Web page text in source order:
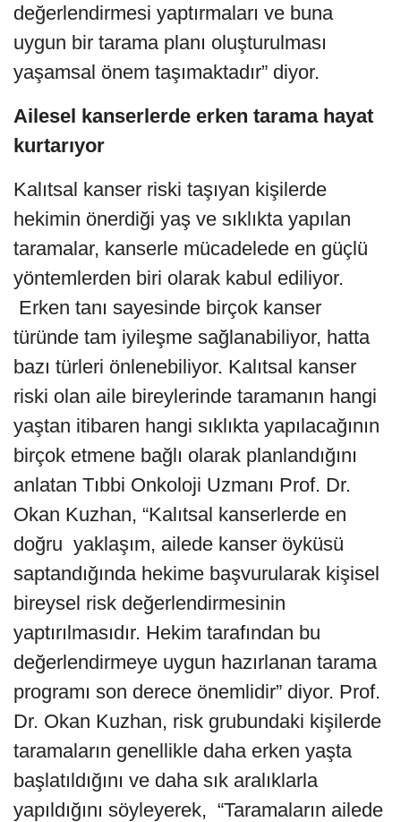
değerlendirmesi yaptırmaları ve buna
uygun bir tarama planı oluşturulması
yaşamsal önem taşımaktadır” diyor.
Ailesel kanserlerde erken tarama hayat
kurtarıyor
Kalıtsal kanser riski taşıyan kişilerde
hekimin önerdiği yaş ve sıklıkta yapılan
taramalar, kanserle mücadelede en güçlü
yöntemlerden biri olarak kabul ediliyor.
Erken tanı sayesinde birçok kanser
türünde tam iyileşme sağlanabiliyor, hatta
bazı türleri önlenebiliyor. Kalıtsal kanser
riski olan aile bireylerinde taramanın hangi
yaştan itibaren hangi sıklıkta yapılacağının
birçok etmene bağlı olarak planlandığını
anlatan Tıbbi Onkoloji Uzmanı Prof. Dr.
Okan Kuzhan, “Kalıtsal kanserlerde en
doğru yaklaşım, ailede kanser öyküsü
saptandığında hekime başvurularak kişisel
bireysel risk değerlendirmesinin
yaptırılmasıdır. Hekim tarafından bu
değerlendirmeye uygun hazırlanan tarama
programı son derece önemlidir” diyor. Prof.
Dr. Okan Kuzhan, risk grubundaki kişilerde
taramaların genellikle daha erken yaşta
başlatıldığını ve daha sık aralıklarla
yapıldığını söyleyerek, “Taramaların ailede